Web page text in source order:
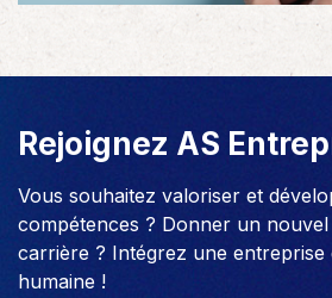
Rejoignez AS
Vous souhaitez valoriser et
compétences ? Donner un
carrière ? Intégrez une entreprise
humaine !